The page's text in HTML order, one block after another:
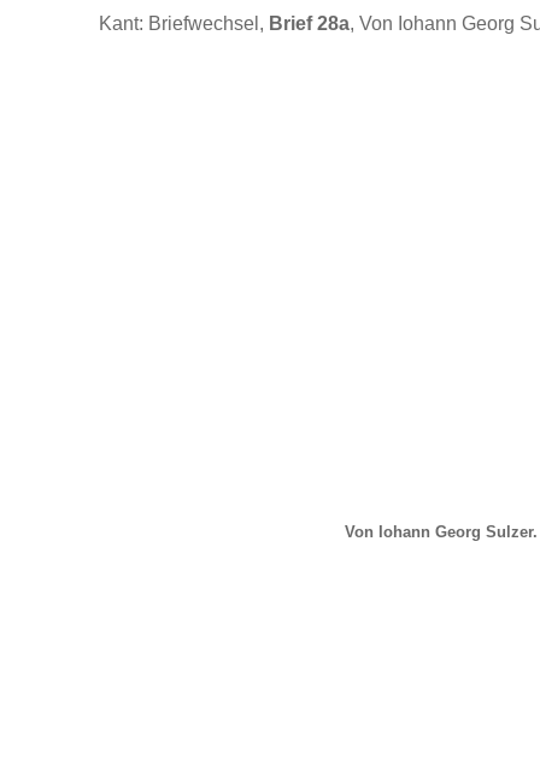
Kant: Briefwechsel, Brief 28a, Von Iohann Georg
Von Iohann Georg Sulzer.